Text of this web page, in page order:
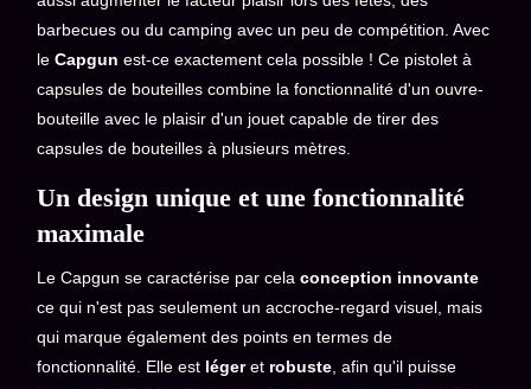
barbecues ou du camping avec un peu de compétition. Avec
leCapgun est-ce exactement cela possible ! Ce pistolet à
capsules de bouteilles combine la fonctionnalité d'un ouvre-
bouteille avec le plaisir d'un jouet capable de tirer des
capsules de bouteilles à plusieurs mètres.
Un design unique et une fonctionnalité
maximale
Le Capgun se caractérise par celaconception innovante
ce qui n'est pas seulement un accroche-regard visuel, mais
qui marque également des points en termes de
fonctionnalité. Elle est légeret robuste, afin qu'il puisse